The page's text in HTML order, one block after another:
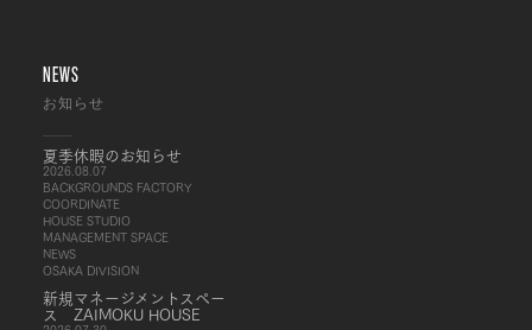
NEWS
お知らせ
夏季休暇のお知らせ
2026.08.07
BACKGROUNDS FACTORY
COORDINATE
HOUSE STUDIO
MANAGEMENT SPACE
NEWS
OSAKA DIVISION
新規マネージメントスペー
ス ZAIMOKU HOUSE